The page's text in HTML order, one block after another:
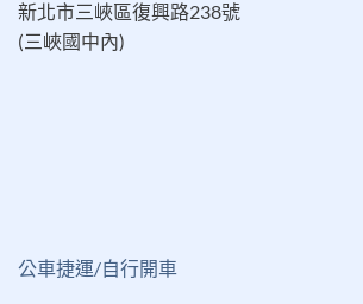
新北市三峽區復興路238號
(三峽國中內)
公車捷運/自行開車